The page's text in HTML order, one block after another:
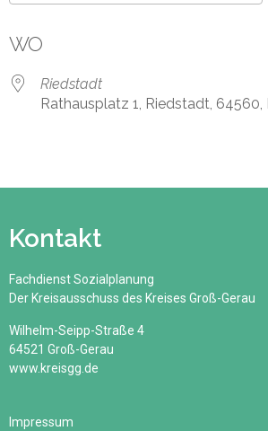
WO
Riedstadt
Rathausplatz 1, Riedstadt, 64560,
Kontakt
Fachdienst Sozialplanung
Der Kreisausschuss des Kreises Groß-Gerau
Wilhelm-Seipp-Straße 4
64521 Groß-Gerau
www.kreisgg.de
Impressum